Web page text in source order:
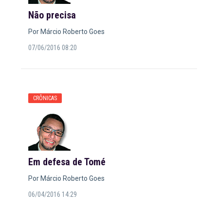
Não precisa
Por Márcio Roberto Goes
07/06/2016 08:20
CRÔNICAS
Em defesa de Tomé
Por Márcio Roberto Goes
06/04/2016 14:29